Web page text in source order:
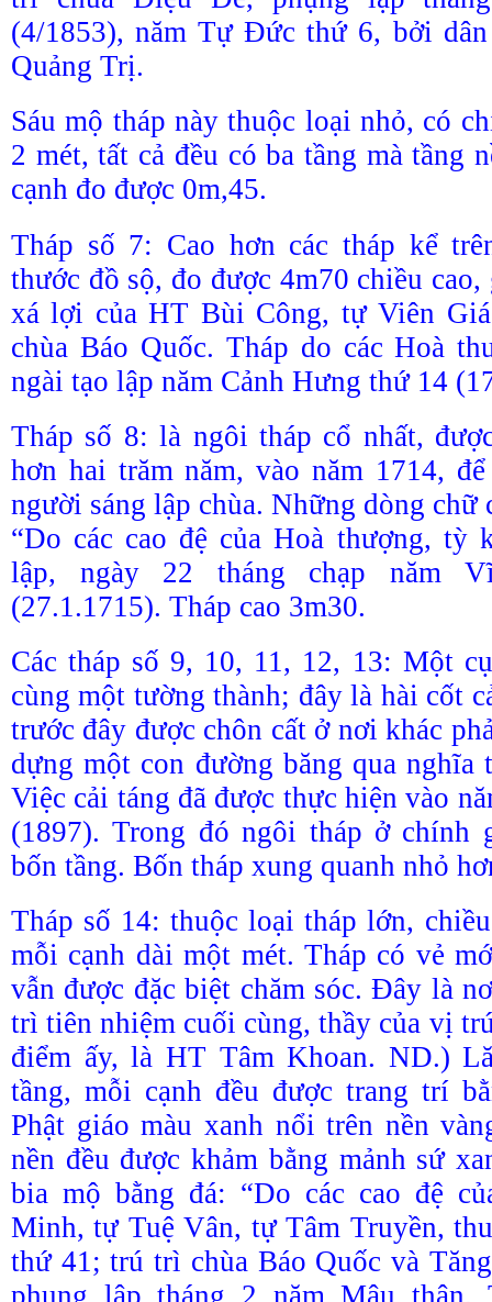
(4/1853), năm Tự Đức thứ 6, bởi
Quảng Trị.
Sáu mộ tháp này thuộc loại nhỏ, có
2 mét, tất cả đều có ba tầng mà tầng
cạnh đo được 0m,45.
Tháp số 7: Cao hơn các tháp kể
thước đồ sộ, đo được 4m70 chiều cao,
xá lợi của HT Bùi Công, tự Viên
chùa Báo Quốc. Tháp do các Hoà
ngài tạo lập năm Cảnh Hưng thứ 14
Tháp số 8: là ngôi tháp cổ nhất,
hơn hai trăm năm, vào năm 1714,
người sáng lập chùa. Những dòng chữ
“Do các cao đệ của Hoà thượng,
lập, ngày 22 tháng chạp năm
(27.1.1715). Tháp cao 3m30.
Các tháp số 9, 10, 11, 12, 13: Một
cùng một tường thành; đây là hài cốt
trước đây được chôn cất ở nơi khác
dựng một con đường băng qua nghĩa
Việc cải táng đã được thực hiện vào
(1897). Trong đó ngôi tháp ở chính
bốn tầng. Bốn tháp xung quanh nhỏ
Tháp số 14: thuộc loại tháp lớn,
mỗi cạnh dài một mét. Tháp có vẻ
vẫn được đặc biệt chăm sóc. Đây là
trì tiên nhiệm cuối cùng, thầy của vị
điểm ấy, là HT Tâm Khoan. ND.)
tầng, mỗi cạnh đều được trang trí
Phật giáo màu xanh nổi trên nền
nền đều được khảm bằng mảnh sứ
bia mộ bằng đá: “Do các cao đệ
Minh, tự Tuệ Vân, tự Tâm Truyền,
thứ 41; trú trì chùa Báo Quốc và